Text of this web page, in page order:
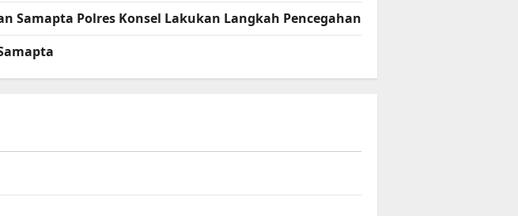
Samapta Polres Konsel Lakukan Langkah Pencegahan